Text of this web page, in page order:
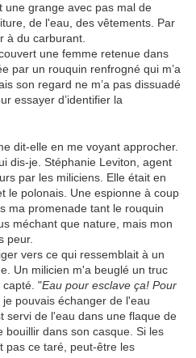
une grange avec pas mal de
de l'eau, des vêtements. Par
à du carburant.
une femme retenue dans
par un rouquin renfrogné qui m’a
son regard ne m’a pas dissuadé
essayer d’identifier la
dit-elle en me voyant approcher.
dis-je. Stéphanie Leviton, agent
par les miliciens. Elle était en
le polonais. Une espionne à coup
ma promenade tant le rouquin
méchant que nature, mais mon
peur.
vers ce qui ressemblait à un
Un milicien m'a beuglé un truc
capté. "Eau pour esclave ça! Pour
pouvais échanger de l'eau
de l'eau dans une flaque de
bouillir dans son casque. Si les
pas ce taré, peut-être les